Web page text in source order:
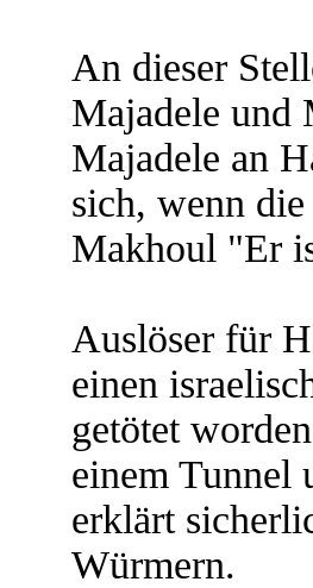
An dieser
Majadele und
Majadele an
sich, wenn die
Makhoul "Er
Auslöser für
einen
getötet
einem Tunnel
erklärt
Würmern.